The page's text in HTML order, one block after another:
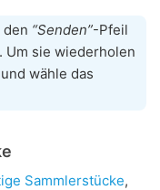
den “Senden”-Pfeil
Um sie wiederholen
und wähle das
Sammlerstücke,